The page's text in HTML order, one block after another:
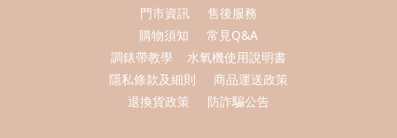
門市資訊
售後服務
購物須知
常見Q&A
調錶帶教學
水氧機使用說明書
隱私條款及細則
商品運送政策
退換貨政策
防詐騙公告